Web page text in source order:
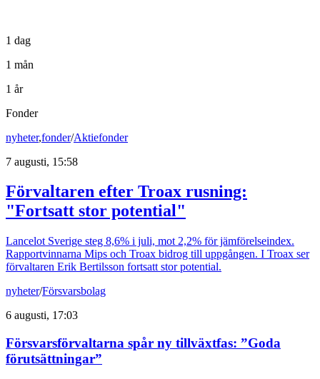
1 dag
1 mån
1 år
Fonder
nyheter,fonder/Aktiefonder
7 augusti, 15:58
Förvaltaren efter Troax rusning:
"Fortsatt stor potential"
Lancelot Sverige steg 8,6% i juli, mot 2,2% för jämförelseindex.
Rapportvinnarna Mips och Troax bidrog till uppgången. I Troax ser
förvaltaren Erik Bertilsson fortsatt stor potential.
nyheter/Försvarsbolag
6 augusti, 17:03
Försvarsförvaltarna spår ny tillväxtfas: ”Goda
förutsättningar”